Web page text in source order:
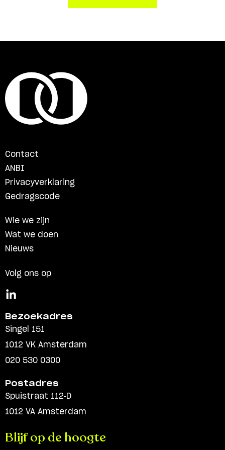
Contact
ANBI
Privacyverklaring
Gedragscode
Wie we zijn
Wat we doen
Nieuws
Volg ons op
Bezoekadres
Singel 151
1012 VK Amsterdam
020 530 0300
Postadres
Spuistraat 112-D
1012 VA Amsterdam
Blijf op de hoogte